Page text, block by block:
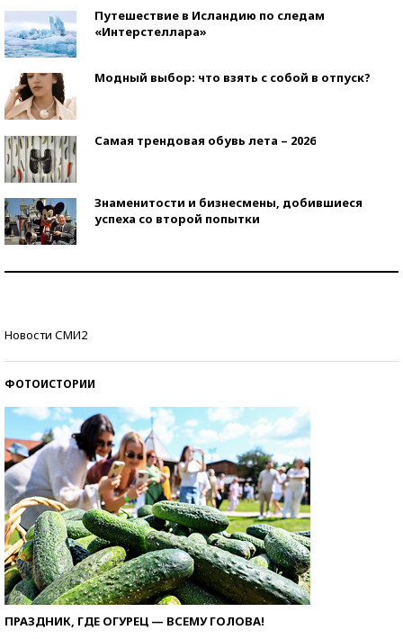
Путешествие в Исландию по следам
«Интерстеллара»
Модный выбор: что взять с собой в отпуск?
Самая трендовая обувь лета – 2026
Знаменитости и бизнесмены, добившиеся
успеха со второй попытки
Новости СМИ2
ФОТОИСТОРИИ
ПРАЗДНИК, ГДЕ ОГУРЕЦ — ВСЕМУ ГОЛОВА!